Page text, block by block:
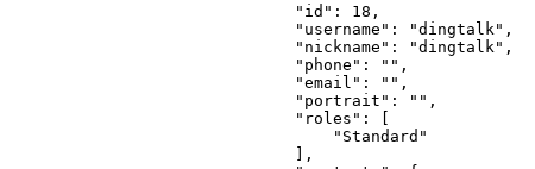
"id" : 18 ,
"username" : "dingtalk" ,
"nickname" : "dingtalk" ,
"phone" : "" ,
"email" : "" ,
"portrait" : "" ,
"roles" :
[
"Standard"
] ,